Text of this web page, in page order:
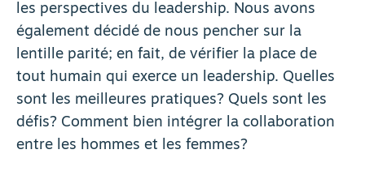
les perspectives du leadership. Nous avons
également décidé de nous pencher sur la
lentille parité; en fait, de vérifier la place de
tout humain qui exerce un leadership. Quelles
sont les meilleures pratiques? Quels sont les
défis? Comment bien intégrer la collaboration
entre les hommes et les femmes?